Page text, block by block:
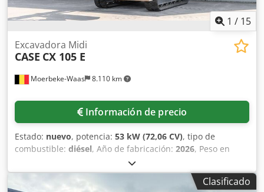
1 / 15
Moerbeke-Waas 8.110 km
Excavadora Midi
CASE CX 105 E
Información de precio
Estado: nuevo, potencia: 53 kW (72,06 CV), tipo de
combustible: diésel, Año de fabricación: 2026, Peso en
vacío: 9.780 kg. Dksdpozrrw Aofx Acijr Póngase en contacto
con el departamento de ventas de KEY-TEC para obtener
más información.
Clasificado